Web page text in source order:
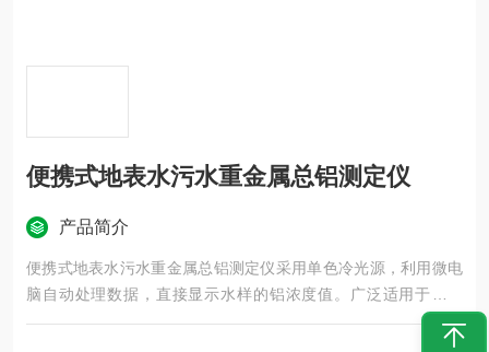
便携式地表水污水重金属总铝测定仪
产品简介
便携式地表水污水重金属总铝测定仪采用单色冷光源，利用微电
脑自动处理数据，直接显示水样的铝浓度值。广泛适用于饮用
水、地表水、地面水、污水和工业废水的测定。